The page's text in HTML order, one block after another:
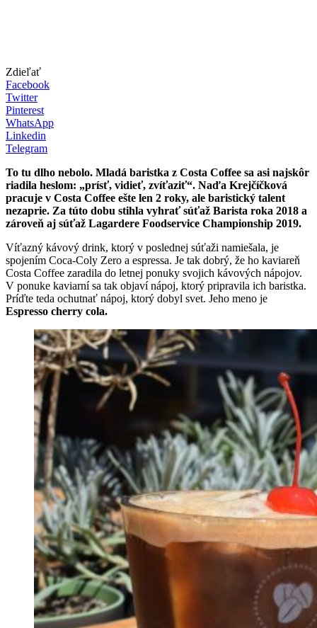
Zdieľať
Facebook
Twitter
Pinterest
WhatsApp
Linkedin
Telegram
To tu dlho nebolo. Mladá baristka z Costa Coffee sa asi najskôr
riadila heslom: „prísť, vidieť, zvíťaziť“. Naďa Krejčíčková
pracuje v Costa Coffee ešte len 2 roky, ale baristický talent
nezaprie. Za túto dobu stihla vyhrať súťaž Barista roka 2018 a
zároveň aj súťaž Lagardere Foodservice Championship 2019.
Víťazný kávový drink, ktorý v poslednej súťaži namiešala, je
spojením Coca-Coly Zero a espressa. Je tak dobrý, že ho kaviareň
Costa Coffee zaradila do letnej ponuky svojich kávových nápojov.
V ponuke kaviarní sa tak objaví nápoj, ktorý pripravila ich baristka.
Príďte teda ochutnať nápoj, ktorý dobyl svet. Jeho meno je
Espresso cherry cola.